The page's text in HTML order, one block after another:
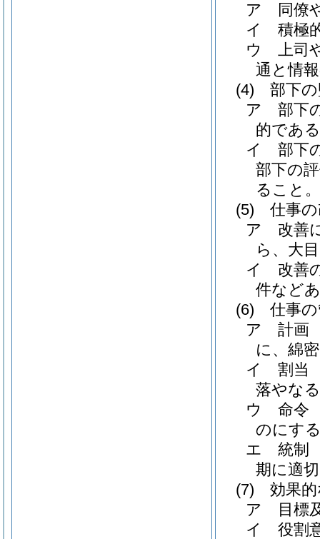
ア
同僚
イ
積極
ウ
上司
通と情
(4)
部下
ア
部下
的であ
イ
部下
部下の
ること。
(5)
仕事
ア
改善
ら、大
イ
改善
件など
(6)
仕事
ア
計画
に、綿
イ
割当
落やな
ウ
命令
のにす
エ
統制
期に適
(7)
効果
ア
目標
イ
役割